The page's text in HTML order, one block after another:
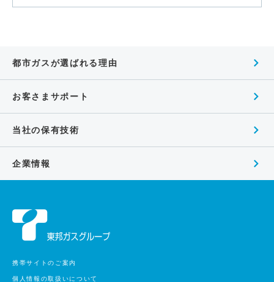
都市ガスが選ばれる理由
お客さまサポート
当社の保有技術
企業情報
携帯サイトのご案内
個人情報の取扱いについて